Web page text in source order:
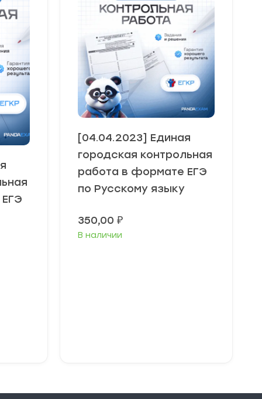
[04.04.2023] Единая
городская контрольная
работа в формате ЕГЭ
по Русскому языку
350,00 ₽
В наличии